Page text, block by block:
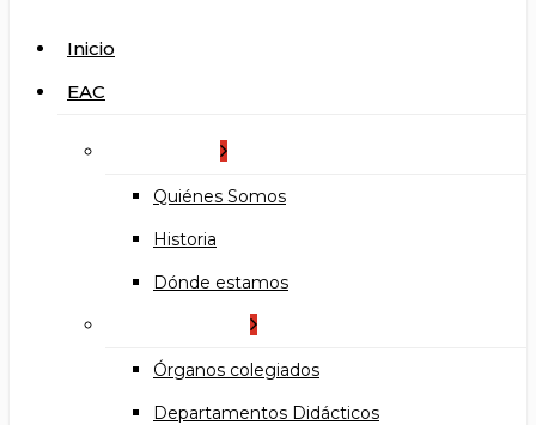
search
Menu
Inicio
EAC
Quiénes Somos
Historia
Dónde estamos
Órganos colegiados
Departamentos Didácticos